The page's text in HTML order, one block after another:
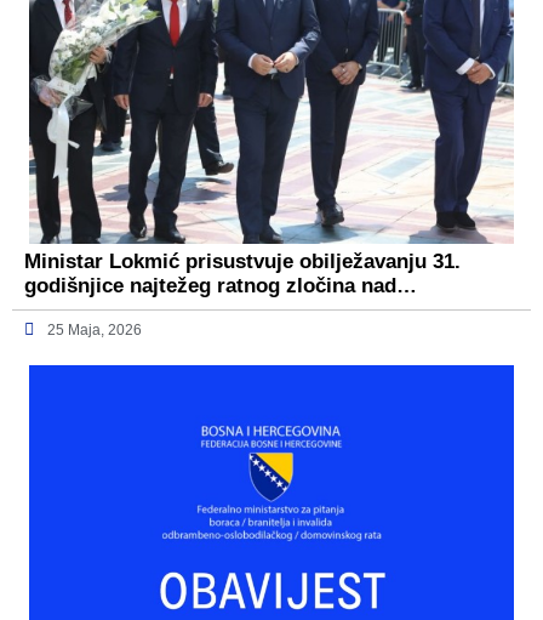
Ministar Lokmić prisustvuje obilježavanju 31.
godišnjice najtežeg ratnog zločina nad…
25 Maja, 2026